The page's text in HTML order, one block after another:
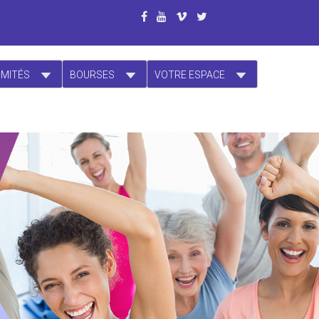
BOURSES VOTRE ESPACE